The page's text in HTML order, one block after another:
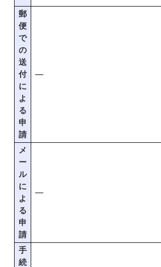
郵
便
で
の
送
付
に
よ
る
申
請
―
メ
ー
ル
に
よ
る
申
請
―
手
続